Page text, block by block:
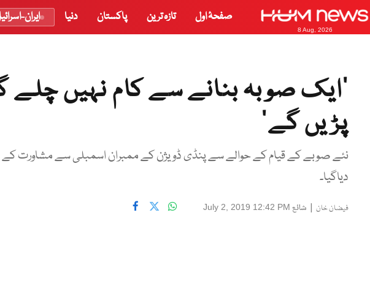
8 Aug, 2026
صفحۂ اول تازہ ترین پاکستان دنیا ایران-
پڑیں گے‘
نئے صوبے کے قیام کے حوالے سے پنڈی ڈویژن کے ممبران اسمبلی سے مشاورت کے
دیاگیا۔
فیضان خان | شائع July 2, 2019 12:42 PM